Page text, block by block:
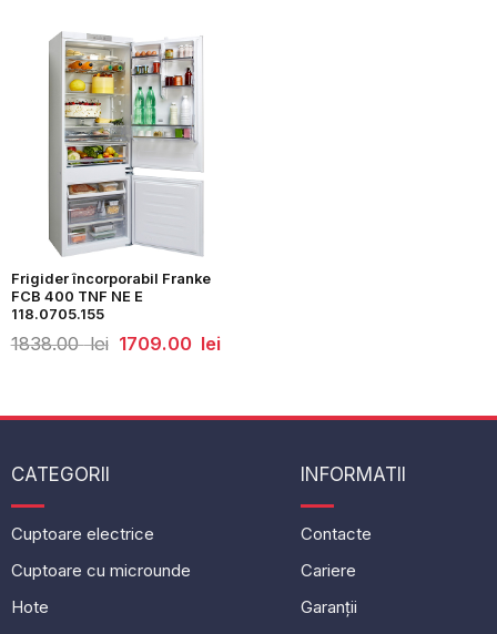
lei.
Frigider încorporabil Franke
FCB 400 TNF NE E
118.0705.155
1838.00lei Prețul
inițial
1709.00 leiPrețul
curent
CATEGORII
Cuptoare electrice
Cuptoare cu microunde
Hote
INFORMATII
Contacte
Cariere
Garanții